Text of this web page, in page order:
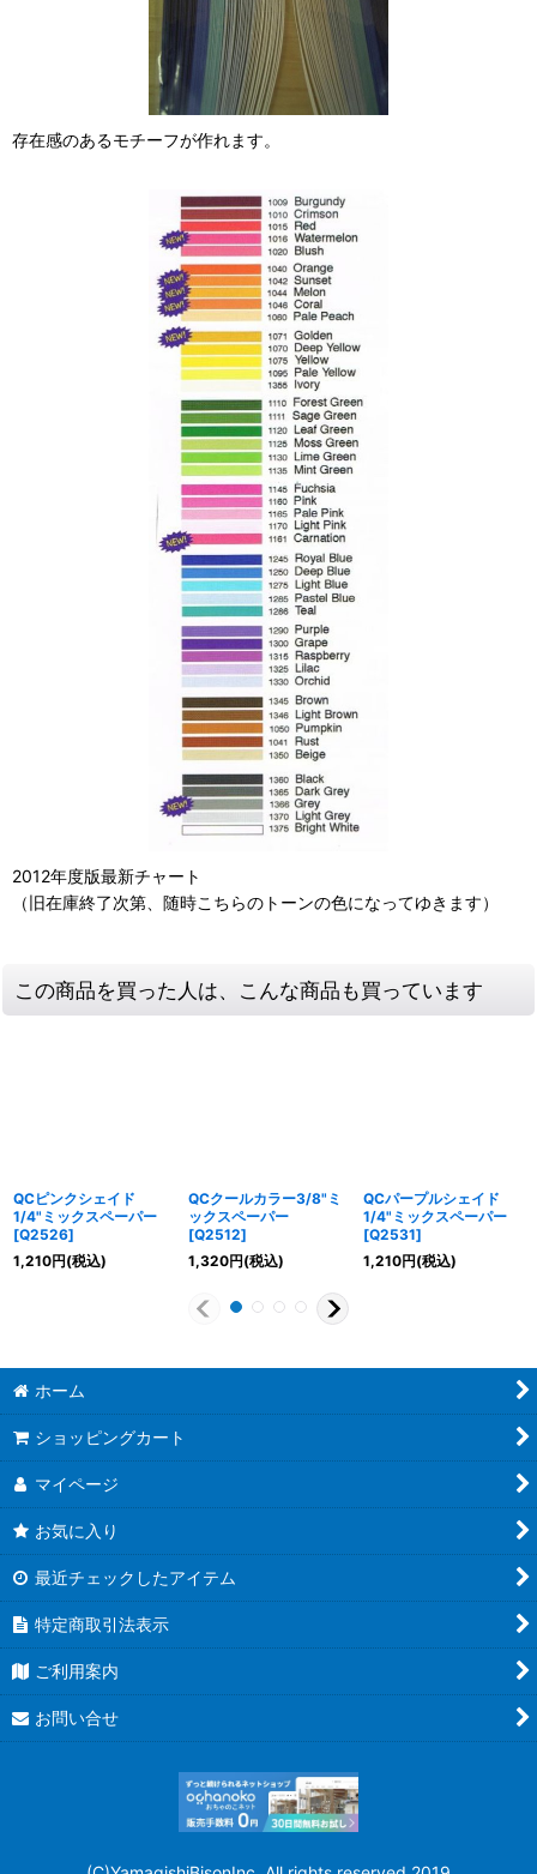
存在感のあるモチーフが作れます。
2012年度版最新チャート
（旧在庫終了次第、随時こちらのトーンの色になってゆきます）
この商品を買った人は、こんな商品も買っています
QCピンクシェイド
1/4"ミックスペーパー
[Q2526]
1,210円(税込)
QCクールカラー3/8"ミ
ックスペーパー
[Q2512]
1,320円(税込)
QCパープルシェイド
1/4"ミックスペーパー
[Q2531]
1,210円(税込)
ホーム
ショッピングカート
マイページ
お気に入り
最近チェックしたアイテム
特定商取引法表示
ご利用案内
お問い合せ